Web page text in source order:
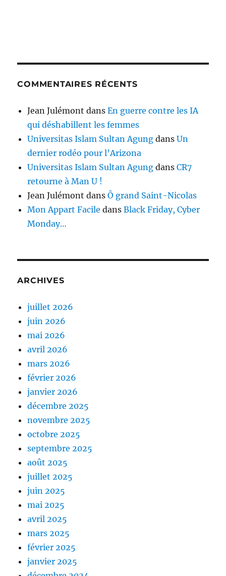
COMMENTAIRES RÉCENTS
Jean Julémont dansEn guerre contre les IA
qui déshabillent les femmes
Universitas Islam Sultan Agung dansUn
dernier rodéo pour l’Arizona
Universitas Islam Sultan Agung dansCR7
retourne à Man U !
Jean Julémont dansÔ grand Saint-Nicolas
Mon Appart Facile dansBlack Friday, Cyber
Monday…
ARCHIVES
juillet 2026
juin 2026
mai 2026
avril 2026
mars 2026
février 2026
janvier 2026
décembre 2025
novembre 2025
octobre 2025
septembre 2025
août 2025
juillet 2025
juin 2025
mai 2025
avril 2025
mars 2025
février 2025
janvier 2025